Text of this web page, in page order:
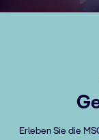
Erleben Sie die